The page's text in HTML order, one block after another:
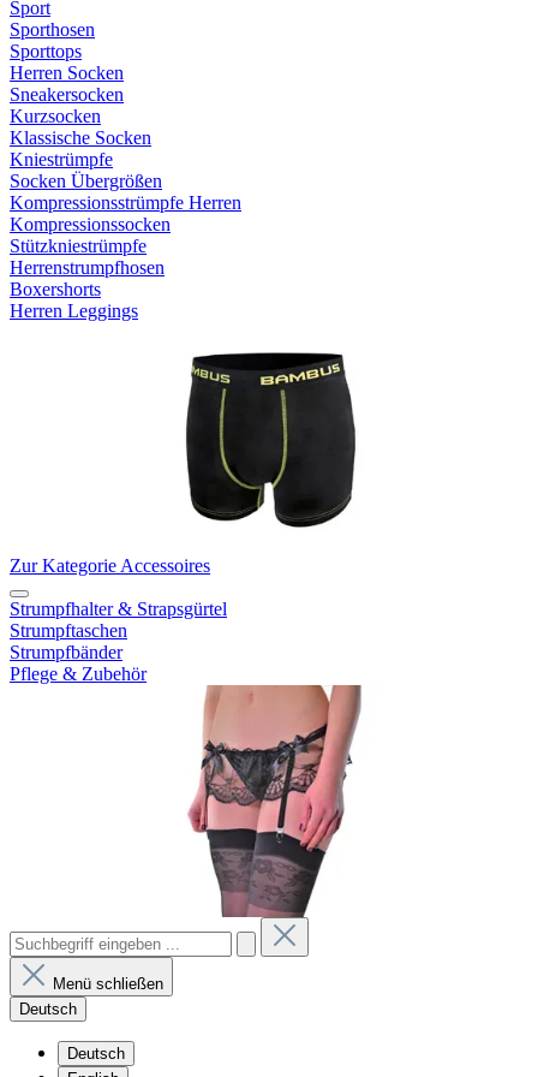
Sport
Sporthosen
Sporttops
Herren Socken
Sneakersocken
Kurzsocken
Klassische Socken
Kniestrümpfe
Socken Übergrößen
Kompressionsstrümpfe Herren
Kompressionssocken
Stützkniestrümpfe
Herrenstrumpfhosen
Boxershorts
Herren Leggings
Zur Kategorie Accessoires
Strumpfhalter & Strapsgürtel
Strumpftaschen
Strumpfbänder
Pflege & Zubehör
Menü schließen
Deutsch
Deutsch